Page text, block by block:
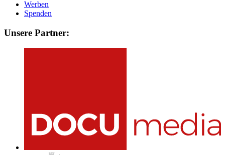
Werben
Spenden
Unsere Partner: